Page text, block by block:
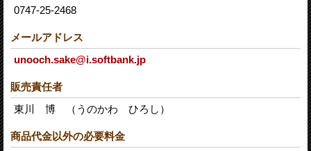
0747-25-2468
メールアドレス
unooch.sake@i.softbank.jp
販売責任者
東川 博 （うのかわ ひろし）
商品代金以外の必要料金